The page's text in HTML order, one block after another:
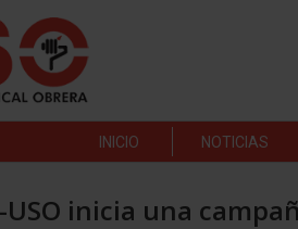
INICIO NOTICIAS
USO inicia una